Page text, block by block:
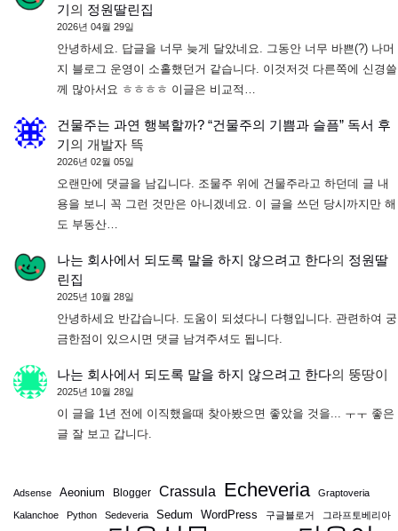
기의 정원딸린집
2026년 04월 29일
안녕하세요. 답글을 너무 늦게 달았네요. 그동안 너무 바쁜(?) 나머
지 블로그 운영이 소홀했던거 같습니다. 이것저것 다른쪽에 신경쓸
께 많아서요 ㅎㅎㅎㅎ 이글은 비교적…
건물주는 과연 행복할까? “건물주의 기쁨과 슬픔” 독서 후
기의 개발자 뜩
2026년 02월 05일
오랜만에 댓글을 남깁니다. 조물주 위에 건물주라고 하던데 글 내
용을 보니 꼭 그런 것만은 아니겠네요. 이 글을 쓰던 당시까지만 해
도 부동산…
나는 회사에서 되도록 말을 하지 않으려고 한다의 정원딸
린집
2025년 10월 28일
안녕하세요 반갑습니다. 도움이 되셨다니 다행입니다. 관련하여 궁
금한점이 있으시면 댓글 남겨주셔도 됩니다.
나는 회사에서 되도록 말을 하지 않으려고 한다의 뚱땅이
2025년 10월 28일
이 글을 1년 전에 이직했을때 찾아봤으면 좋았을 것을... ㅜㅜ 좋은
글 잘 보고 갑니다.
Adsense Aeonium Blogger Crassula Echeveria Graptoveria
Kalanchoe Python Sedeveria Sedum WordPress 구글블로거 그라프토베리아